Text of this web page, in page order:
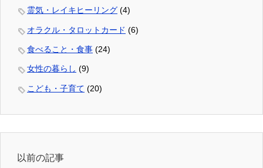
霊気・レイキヒーリング (4)
オラクル・タロットカード (6)
食べること・食事 (24)
女性の暮らし (9)
こども・子育て (20)
以前の記事